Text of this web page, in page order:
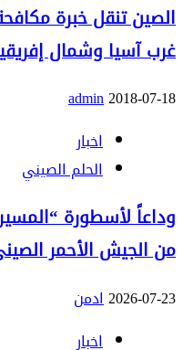
الصين تنقل خبرة
غرب آسيا وشمال
2018-07-18
admin
اخبار
الحلم الصيني
وداعاً لأسطورة
من الجيش الأحمر الصيني عن
2026-07-23ادمن
اخبار